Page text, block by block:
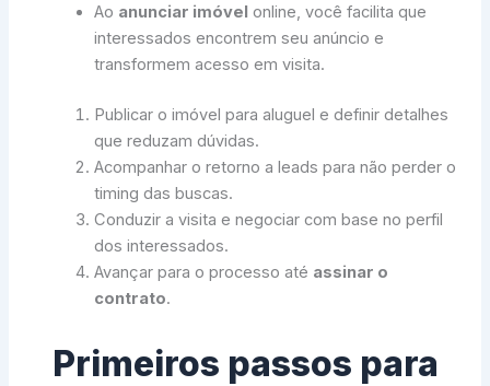
Ao anunciar imóvel online, você facilita que
interessados encontrem seu anúncio e
transformem acesso em visita.
Publicar o imóvel para aluguel e definir detalhes
que reduzam dúvidas.
Acompanhar o retorno a leads para não perder o
timing das buscas.
Conduzir a visita e negociar com base no perfil
dos interessados.
Avançar para o processo até assinar o
contrato.
Primeiros passos para